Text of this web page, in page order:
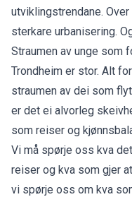
utviklingstrendane.
sterkare urbanisering.
Straumen av unge som
Trondheim er stor. Alt
straumen av dei som
er det ei alvorleg
som reiser og
Vi må spørje oss kva
reiser og kva som gjer
vi spørje oss om kva